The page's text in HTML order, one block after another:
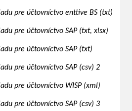
pre účtovníctvo enttive BS (txt)
pre účtovníctvo SAP (txt, xlsx)
pre účtovníctvo SAP (txt)
pre účtovníctvo SAP (csv) 2
pre účtovníctvo WISP (xml)
pre účtovníctvo SAP (csv) 3